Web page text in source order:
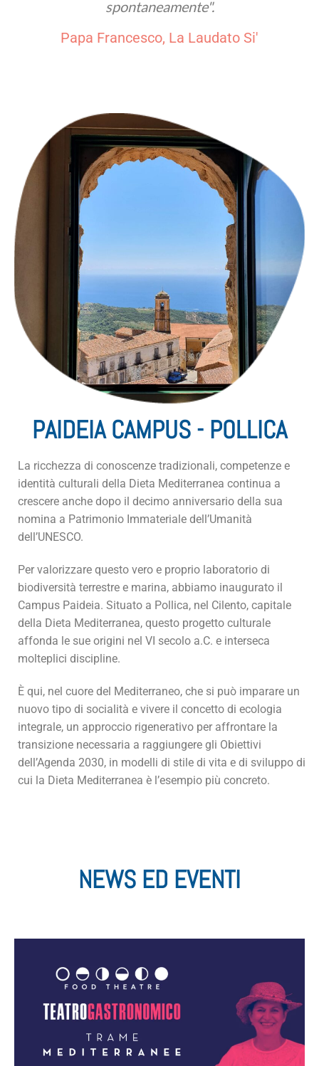
spontaneamente".
Papa Francesco, La Laudato Si'
PAIDEIA CAMPUS - POLLICA
La ricchezza di conoscenze tradizionali, competenze e
identità culturali della Dieta Mediterranea continua a
crescere anche dopo il decimo anniversario della sua
nomina a Patrimonio Immateriale dell’Umanità
dell’UNESCO.
Per valorizzare questo vero e proprio laboratorio di
biodiversità terrestre e marina, abbiamo inaugurato il
Campus Paideia. Situato a Pollica, nel Cilento, capitale
della Dieta Mediterranea, questo progetto culturale
affonda le sue origini nel VI secolo a.C. e interseca
molteplici discipline.
È qui, nel cuore del Mediterraneo, che si può imparare un
nuovo tipo di socialità e vivere il concetto di ecologia
integrale, un approccio rigenerativo per affrontare la
transizione necessaria a raggiungere gli Obiettivi
dell’Agenda 2030, in modelli di stile di vita e di sviluppo di
cui la Dieta Mediterranea è l’esempio più concreto.
NEWS ED EVENTI